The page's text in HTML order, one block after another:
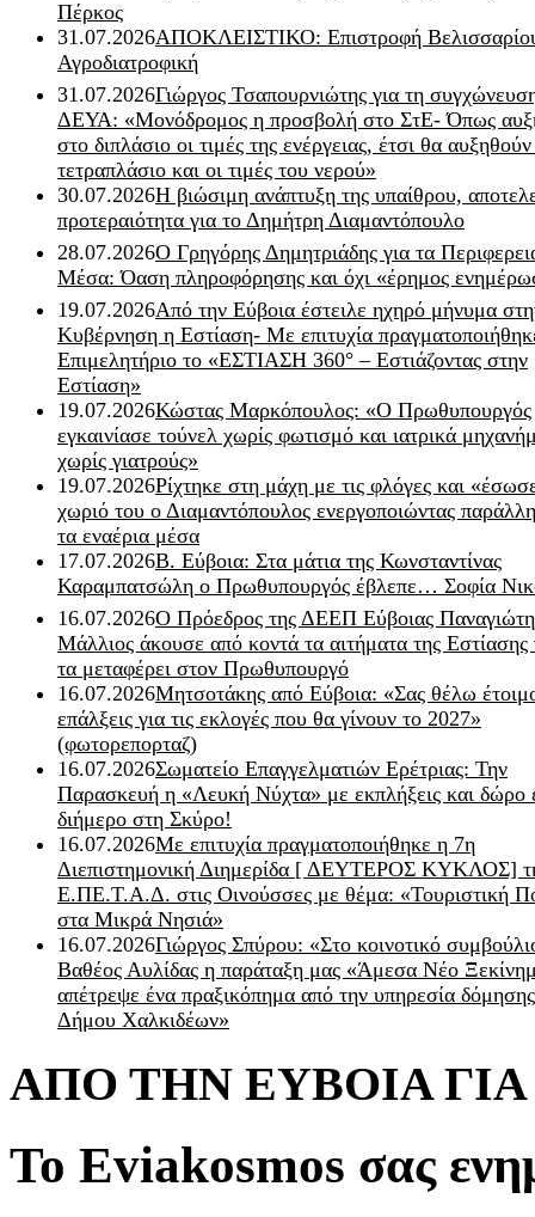
Πέρκος
31.07.2026ΑΠΟΚΛΕΙΣΤΙΚΟ: Επιστροφή
Αγροδιατροφική
31.07.2026Γιώργος Τσαπουρνιώτης για τη
ΔΕΥΑ: «Μονόδρομος η προσβολή στο ΣτΕ- Όπως
στο διπλάσιο οι τιμές της ενέργειας, έτσι θα
τετραπλάσιο και οι τιμές του νερού»
30.07.2026Η βιώσιμη ανάπτυξη της υπαίθρου,
προτεραιότητα για το Δημήτρη Διαμαντόπουλο
28.07.2026Ο Γρηγόρης Δημητριάδης για τα
Μέσα: Όαση πληροφόρησης και όχι «έρημος
19.07.2026Από την Εύβοια έστειλε ηχηρό μήνυμα
Κυβέρνηση η Εστίαση- Με επιτυχία
Επιμελητήριο το «ΕΣΤΙΑΣΗ 360° – Εστιάζοντας στην
Εστίαση»
19.07.2026Κώστας Μαρκόπουλος: «Ο Πρωθυπουργός
εγκαινίασε τούνελ χωρίς φωτισμό και ιατρικά
χωρίς γιατρούς»
19.07.2026Ρίχτηκε στη μάχη με τις φλόγες και
χωριό του ο Διαμαντόπουλος ενεργοποιώντας
τα εναέρια μέσα
17.07.2026Β. Εύβοια: Στα μάτια της Κωνσταντίνας
Καραμπατσώλη ο Πρωθυπουργός έβλεπε… Σοφία
16.07.2026Ο Πρόεδρος της ΔΕΕΠ Εύβοιας
Μάλλιος άκουσε από κοντά τα αιτήματα της Εστίασης
τα μεταφέρει στον Πρωθυπουργό
16.07.2026Μητσοτάκης από Εύβοια: «Σας θέλω
επάλξεις για τις εκλογές που θα γίνουν το 2027»
(φωτορεπορταζ)
16.07.2026Σωματείο Επαγγελματιών Ερέτριας: Την
Παρασκευή η «Λευκή Νύχτα» με εκπλήξεις και δώρο
διήμερο στη Σκύρο!
16.07.2026Με επιτυχία πραγματοποιήθηκε η 7η
Διεπιστημονική Διημερίδα [ ΔEYΤΕΡΟΣ ΚΥΚΛΟΣ]
Ε.ΠΕ.Τ.Α.Δ. στις Οινούσσες με θέμα: «Τουριστική
στα Μικρά Νησιά»
16.07.2026Γιώργος Σπύρου: «Στο κοινοτικό
Βαθέος Αυλίδας η παράταξη μας «Άμεσα Νέο
απέτρεψε ένα πραξικόπημα από την υπηρεσία
Δήμου Χαλκιδέων»
ΑΠΟ ΤΗΝ ΕΥΒΟΙΑ
Το Eviakosmos σας